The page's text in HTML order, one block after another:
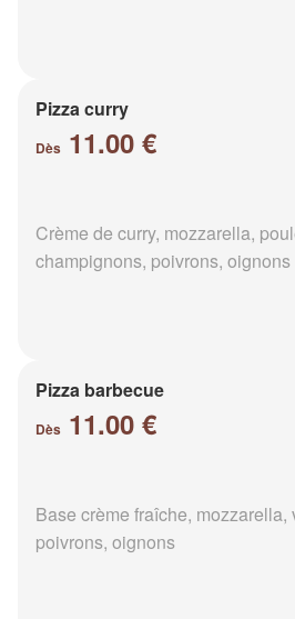
Pizza curry
Dès 11.00 €
Crème de curry, mozzarella,
champignons, poivrons, oignons
Pizza barbecue
Dès 11.00 €
Base crème fraîche, mozzarella,
poivrons, oignons